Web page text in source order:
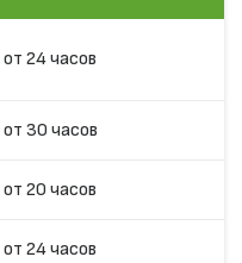
от 24 часов
от 30 часов
от 20 часов
от 24 часов